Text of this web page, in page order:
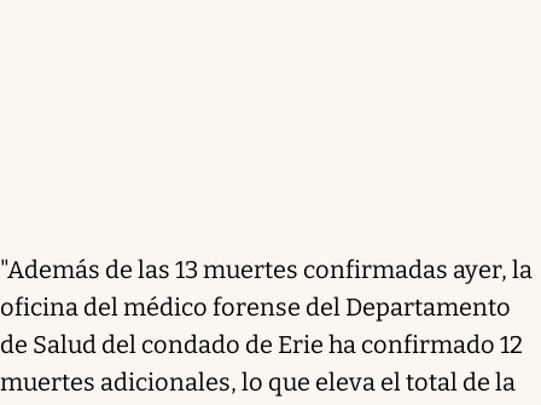
"Además de las 13 muertes confirmadas ayer, la
oficina del médico forense del Departamento
de Salud del condado de Erie ha confirmado 12
muertes adicionales, lo que eleva el total de la